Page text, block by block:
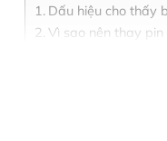
Dấu hiệu cho thấy
Vì sao nên thay